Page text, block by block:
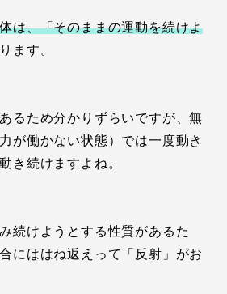
は、「そのままの運動を続けよ
ます。
るため分かりずらいですが、無
が働かない状態）では一度動き
き続けますよね。
続けようとする性質があるた
にははね返えって「反射」がお